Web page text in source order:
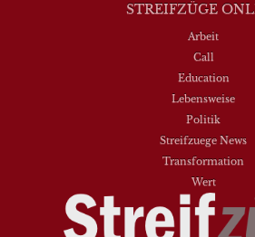
STREIFZÜGE
Arbeit
Call
Education
Lebensweise
Politik
Streifzuege News
Transformation
Wert